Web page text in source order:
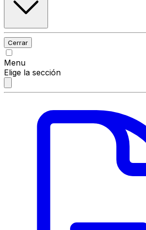
Cerrar
Menu
Elige la sección